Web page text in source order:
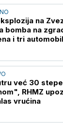
na
bomba na
i tri
već 30
RHMZ
vrućina